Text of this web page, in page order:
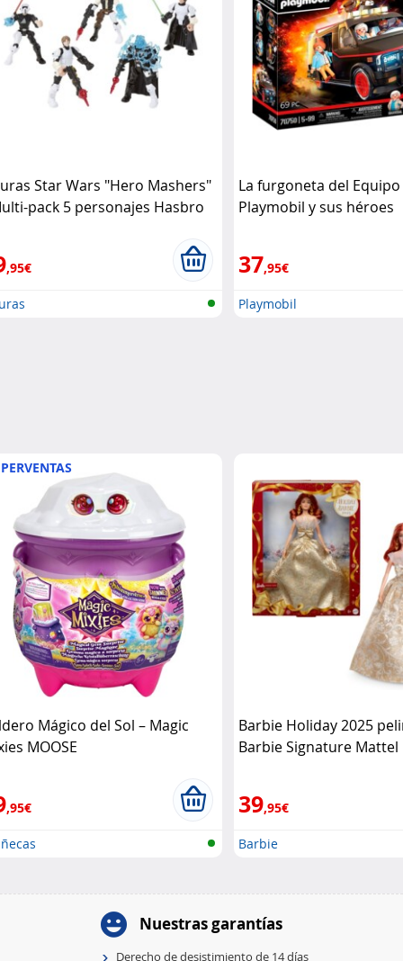
Star Wars "Hero Mashers"
pack 5 personajes Hasbro
,95€
La furgoneta del Equipo
Playmobil y sus héroes
37,95€
Playmobil
Mágico del Sol – Magic
MOOSE
,95€
Barbie Holiday 2025
Barbie Signature Mattel
39,95€
Barbie
Nuestras garantías
Derecho de desistimiento de 14 días